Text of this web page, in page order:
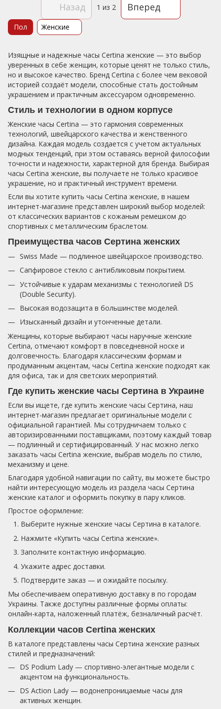
Назад 1 из 2 Вперед
Изящные и надежные часы Certina женские — это выбор
уверенных в себе женщин, которые ценят не только стиль,
но и высокое качество. Бренд Certina с более чем вековой
историей создаёт модели, способные стать достойным
украшением и практичным аксессуаром одновременно.
Стиль и технологии в одном корпусе
Женские часы Certina — это гармония современных
технологий, швейцарского качества и женственного
дизайна. Каждая модель создается с учетом актуальных
модных тенденций, при этом оставаясь верной философии
точности и надежности, характерной для бренда. Выбирая
часы Certina женские, вы получаете не только красивое
украшение, но и практичный инструмент времени.
Если вы хотите купить часы Certina женские, в нашем
интернет-магазине представлен широкий выбор моделей:
от классических вариантов с кожаным ремешком до
спортивных с металлическим браслетом.
Преимущества часов Сертина женских
Swiss Made — подлинное швейцарское производство.
Сапфировое стекло с антибликовым покрытием.
Устойчивые к ударам механизмы с технологией DS
(Double Security).
Высокая водозащита в большинстве моделей.
Изысканный дизайн и утонченные детали.
Женщины, которые выбирают часы наручные женские
Certina, отмечают комфорт в повседневной носке и
долговечность. Благодаря классическим формам и
продуманным акцентам, часы Certina женские подходят как
для офиса, так и для светских мероприятий.
Где купить женские часы Сертина в Украине
Если вы ищете, где купить женские часы Сертина, наш
интернет-магазин предлагает оригинальные модели с
официальной гарантией. Мы сотрудничаем только с
авторизированными поставщиками, поэтому каждый товар
— подлинный и сертифицированный. У нас можно легко
заказать часы Certina женские, выбрав модель по стилю,
механизму и цене.
Благодаря удобной навигации по сайту, вы можете быстро
найти интересующую модель из раздела часы Сертина
женские каталог и оформить покупку в пару кликов.
Простое оформление:
Выберите нужные женские часы Сертина в каталоге.
Нажмите «Купить часы Certina женские».
Заполните контактную информацию.
Укажите адрес доставки.
Подтвердите заказ — и ожидайте посылку.
Мы обеспечиваем оперативную доставку в по городам
Украины. Также доступны различные формы оплаты:
онлайн-карта, наложенный платёж, безналичный расчёт.
Коллекции часов Certina женских
В каталоге представлены часы Сертина женские разных
стилей и предназначений:
DS Podium Lady — спортивно-элегантные модели с
акцентом на функциональность.
DS Action Lady — водонепроницаемые часы для
активных женщин.
Пол Женские